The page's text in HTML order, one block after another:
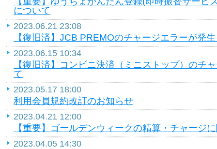
について
2023.06.21 23:08
【復旧済】JCB PREMOのチャージエラーが発
2023.06.15 10:34
【復旧済】コンビニ決済（ミニストップ）のチ
て
2023.05.17 18:00
利用会員規約改訂のお知らせ
2023.04.21 12:00
【重要】ゴールデンウィークの精算・チャージ
2023.04.05 14:30